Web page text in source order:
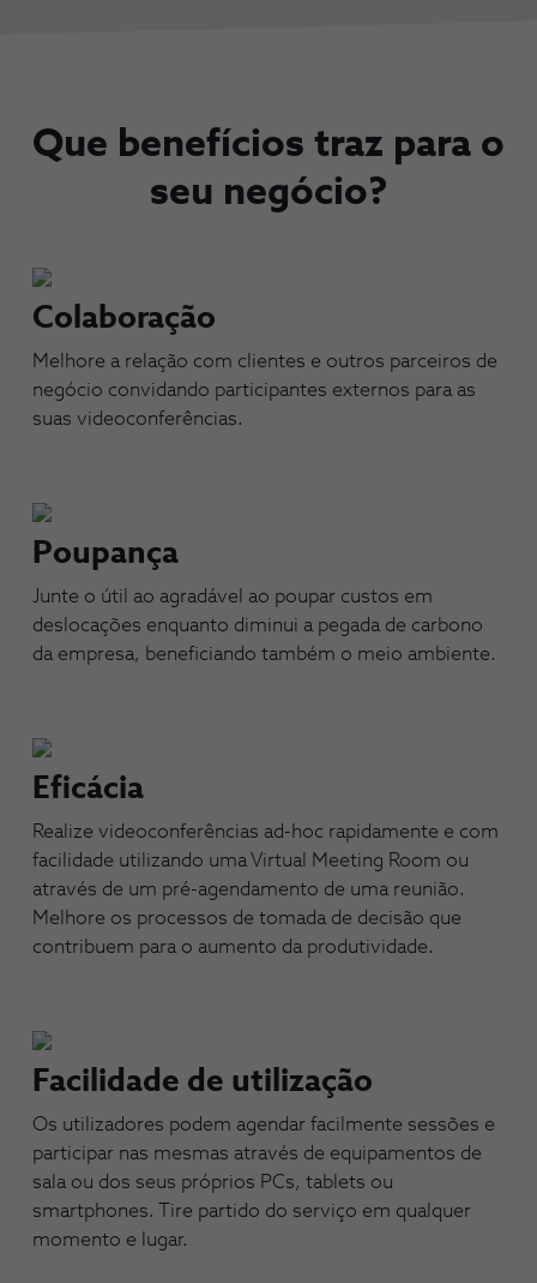
Que benefícios traz para o
seu negócio?
Colaboração
Melhore a relação com clientes e outros parceiros de
negócio convidando participantes externos para as
suas videoconferências.
Poupança
Junte o útil ao agradável ao poupar custos em
deslocações enquanto diminui a pegada de carbono
da empresa, beneficiando também o meio ambiente.
Eficácia
Realize videoconferências ad-hoc rapidamente e com
facilidade utilizando uma Virtual Meeting Room ou
através de um pré-agendamento de uma reunião.
Melhore os processos de tomada de decisão que
contribuem para o aumento da produtividade.
Facilidade de utilização
Os utilizadores podem agendar facilmente sessões e
participar nas mesmas através de equipamentos de
sala ou dos seus próprios PCs, tablets ou
smartphones. Tire partido do serviço em qualquer
momento e lugar.